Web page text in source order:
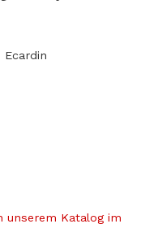
Ecardin
unserem Katalog im